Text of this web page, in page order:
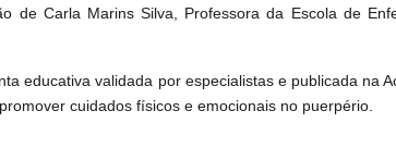
de Carla Marins Silva, Professora da Escola de
educativa validada por especialistas e publicada na
cuidados físicos e emocionais no puerpério.